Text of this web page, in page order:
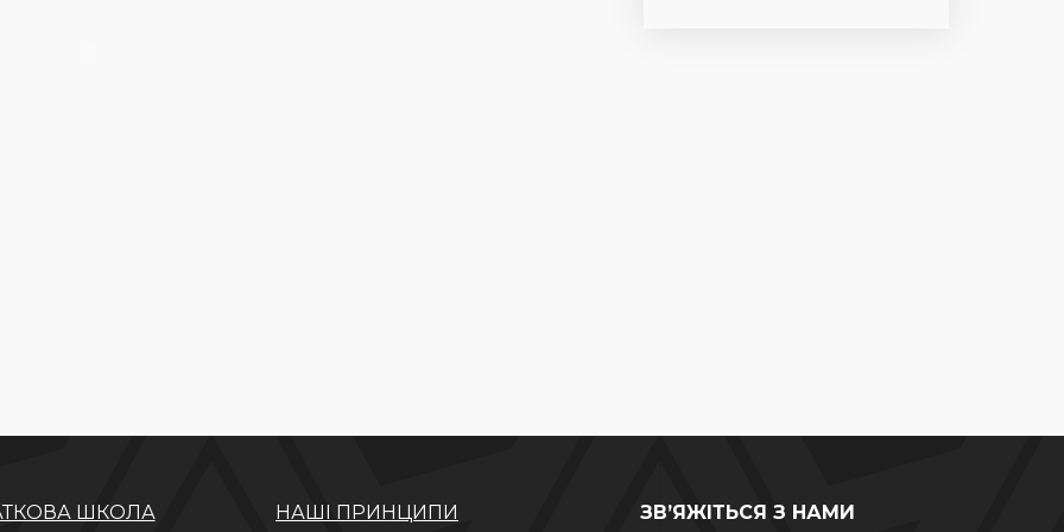
ШКОЛА НАШІ ПРИНЦИПИ ЗВ’ЯЖІТЬСЯ З НАМИ